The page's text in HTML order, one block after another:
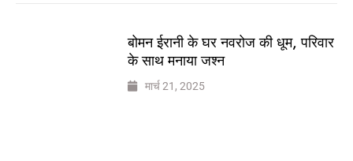
बोमन ईरानी के घर नवरोज की धूम, परिवार
के साथ मनाया जश्न
मार्च 21, 2025